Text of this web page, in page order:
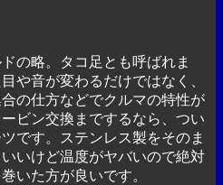
の略。タコ足とも呼ばれま
や音が変わるだけではなく、
の仕方などでクルマの特性が
ビン交換までするなら、つい
です。ステンレス製をそのま
いけど温度がヤバいので絶対
いた方が良いです。